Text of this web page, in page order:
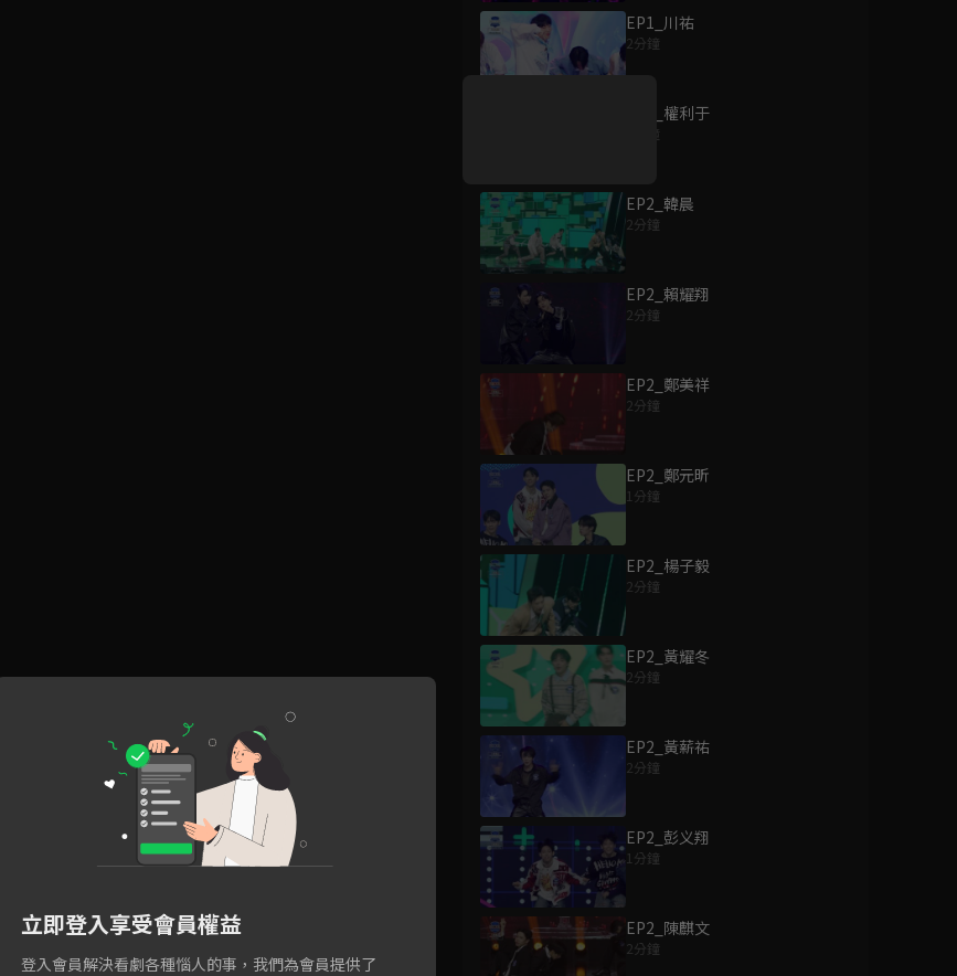
EP1_川祐
2分鐘
EP2_權利于
2分鐘
EP2_韓晨
2分鐘
EP2_賴耀翔
2分鐘
EP2_鄭美祥
2分鐘
EP2_鄭元昕
1分鐘
EP2_楊子毅
2分鐘
EP2_黃耀冬
2分鐘
EP2_黃薪祐
2分鐘
EP2_彭义翔
1分鐘
EP2_陳麒文
2分鐘
好康資訊
升級VIP最優惠！獨家好
立即登入享受會員權益
登入會員解決看劇各種惱人的事，我們為會員提供了